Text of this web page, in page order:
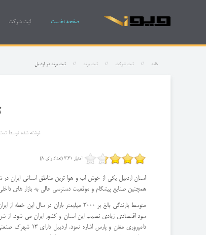
صفحه نخست ثبت شرکت
خانه ثبت شرکت ثبت برند ثبت برند در اردبیل
نوشته شده توسط
امتیاز 3.31 (تعداد رای 8)
استان اردبیل یکی از خوش اب و هوا ترین مناطق استانی ایران
همچنین صنایع پیشگام و موقعیت دسترسی عالی به بازار های
متوسط بارندگی بالغ بر 3000 میلیمتر
سود اقتصادی زیادی نصیب این استان و کشور ایران می شود. از